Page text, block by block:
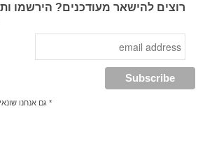
רוצים להישאר מעודכנים? הירשמו
* גם אנחנו